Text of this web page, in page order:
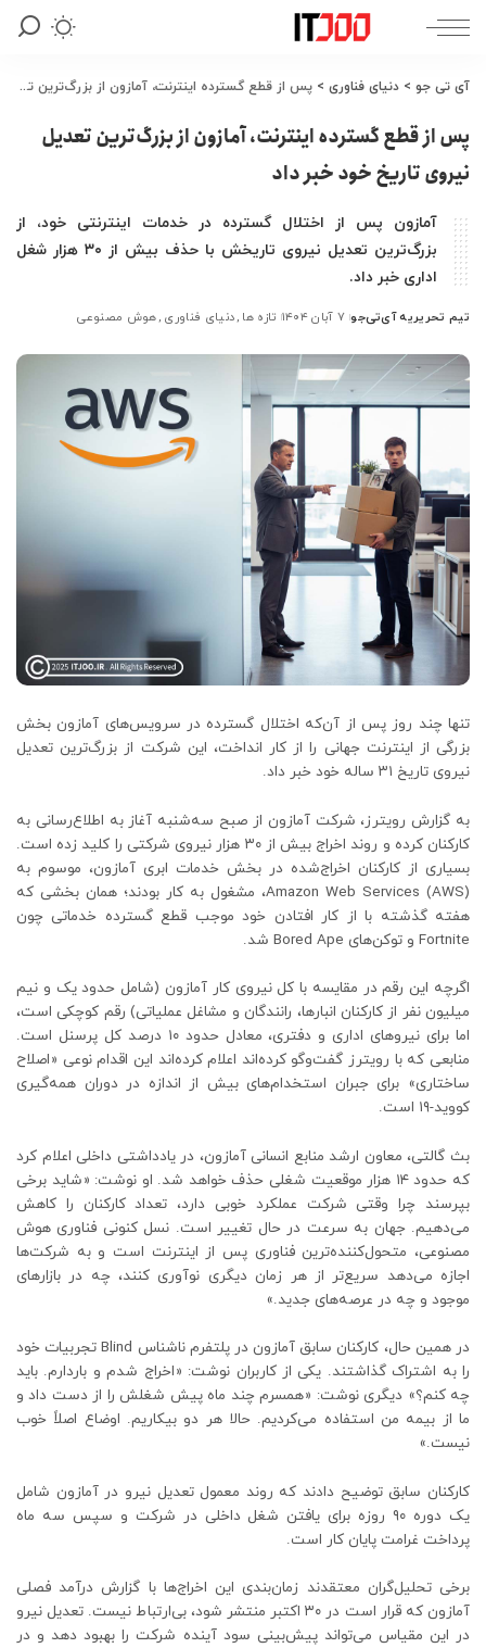
آی تی جو > دنیای فناوری > پس از قطع گسترده اینترنت، آمازون از بزرگ‌ترین تعدیل نیروی تاریخ خود خبر داد
پس از قطع گسترده اینترنت، آمازون از بزرگ‌ترین تعدیل
نیروی تاریخ خود خبر داد
آمازون پس از اختلال گسترده در خدمات اینترنتی خود، از
بزرگ‌ترین تعدیل نیروی تاریخش با حذف بیش از ۳۰ هزار شغل
اداری خبر داد.
ارسال
توسط
تیم تحریریه آی‌تی‌جو ۷ آبان ۱۴۰۴ تازه ها دنیای فناوری هوش مصنوعی
تنها چند روز پس از آن‌که اختلال گسترده در سرویس‌های آمازون بخش
بزرگی از اینترنت جهانی را از کار انداخت، این شرکت از بزرگ‌ترین تعدیل
نیروی تاریخ ۳۱ ساله خود خبر داد.
به گزارش رویترز، شرکت آمازون از صبح سه‌شنبه آغاز به اطلاع‌رسانی به
کارکنان کرده و روند اخراج بیش از ۳۰ هزار نیروی شرکتی را کلید زده است.
بسیاری از کارکنان اخراج‌شده در بخش خدمات ابری آمازون، موسوم به
Amazon Web Services (AWS)، مشغول به کار بودند؛ همان بخشی که
هفته گذشته با از کار افتادن خود موجب قطع گسترده خدماتی چون
Fortnite و توکن‌های Bored Ape شد.
اگرچه این رقم در مقایسه با کل نیروی کار آمازون (شامل حدود یک و نیم
میلیون نفر از کارکنان انبارها، رانندگان و مشاغل عملیاتی) رقم کوچکی است،
اما برای نیروهای اداری و دفتری، معادل حدود ۱۰ درصد کل پرسنل است.
منابعی که با رویترز گفت‌وگو کرده‌اند اعلام کرده‌اند این اقدام نوعی «اصلاح
ساختاری» برای جبران استخدام‌های بیش از اندازه در دوران همه‌گیری
کووید-۱۹ است.
بث گالتی، معاون ارشد منابع انسانی آمازون، در یادداشتی داخلی اعلام کرد
که حدود ۱۴ هزار موقعیت شغلی حذف خواهد شد. او نوشت: «شاید برخی
بپرسند چرا وقتی شرکت عملکرد خوبی دارد، تعداد کارکنان را کاهش
می‌دهیم. جهان به سرعت در حال تغییر است. نسل کنونی فناوری هوش
مصنوعی، متحول‌کننده‌ترین فناوری پس از اینترنت است و به شرکت‌ها
اجازه می‌دهد سریع‌تر از هر زمان دیگری نوآوری کنند، چه در بازارهای
موجود و چه در عرصه‌های جدید.»
در همین حال، کارکنان سابق آمازون در پلتفرم ناشناس Blind تجربیات خود
را به اشتراک گذاشتند. یکی از کاربران نوشت: «اخراج شدم و باردارم. باید
چه کنم؟» دیگری نوشت: «همسرم چند ماه پیش شغلش را از دست داد و
ما از بیمه من استفاده می‌کردیم. حالا هر دو بیکاریم. اوضاع اصلاً خوب
نیست.»
کارکنان سابق توضیح دادند که روند معمول تعدیل نیرو در آمازون شامل
یک دوره ۹۰ روزه برای یافتن شغل داخلی در شرکت و سپس سه ماه
پرداخت غرامت پایان کار است.
برخی تحلیل‌گران معتقدند زمان‌بندی این اخراج‌ها با گزارش درآمد فصلی
آمازون که قرار است در ۳۰ اکتبر منتشر شود، بی‌ارتباط نیست. تعدیل نیرو
در این مقیاس می‌تواند پیش‌بینی سود آینده شرکت را بهبود دهد و در